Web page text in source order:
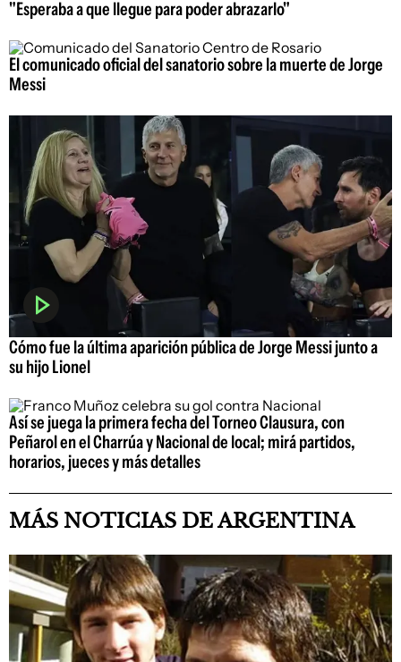
"Esperaba a que llegue para poder abrazarlo"
El comunicado oficial del sanatorio sobre la muerte de Jorge
Messi
Cómo fue la última aparición pública de Jorge Messi junto a
su hijo Lionel
Así se juega la primera fecha del Torneo Clausura, con
Peñarol en el Charrúa y Nacional de local; mirá partidos,
horarios, jueces y más detalles
MÁS NOTICIAS DE ARGENTINA